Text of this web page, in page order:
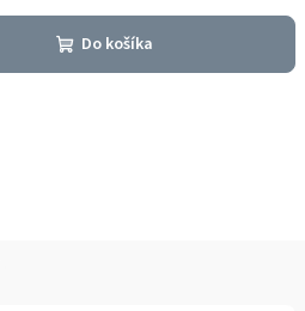
Do košíka